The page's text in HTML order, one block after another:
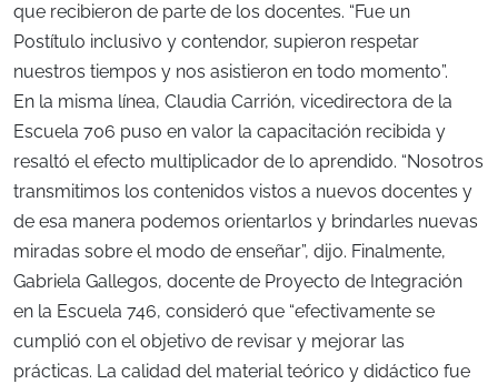
que recibieron de parte de los docentes. “Fue un
Postítulo inclusivo y contendor, supieron respetar
nuestros tiempos y nos asistieron en todo momento”.
En la misma línea, Claudia Carrión, vicedirectora de la
Escuela 706 puso en valor la capacitación recibida y
resaltó el efecto multiplicador de lo aprendido. “Nosotros
transmitimos los contenidos vistos a nuevos docentes y
de esa manera podemos orientarlos y brindarles nuevas
miradas sobre el modo de enseñar”, dijo. Finalmente,
Gabriela Gallegos, docente de Proyecto de Integración
en la Escuela 746, consideró que “efectivamente se
cumplió con el objetivo de revisar y mejorar las
prácticas. La calidad del material teórico y didáctico fue